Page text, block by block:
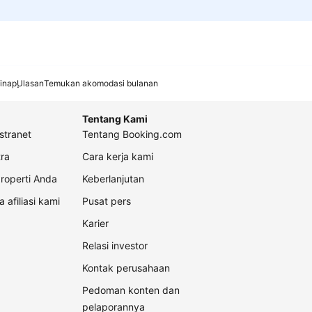
UlasanTemukan akomodasi bulanan
Anda
afiliasi kami
Tentang Kami
Tentang Booking.com
Cara kerja kami
Keberlanjutan
Pusat pers
Karier
Relasi investor
Kontak perusahaan
Pedoman konten dan
pelaporannya